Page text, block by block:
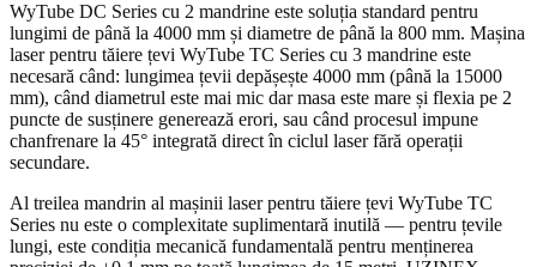
WyTube DC Series cu 2 mandrine este soluția standard pentru
lungimi de până la 4000 mm și diametre de până la 800 mm. Mașina
laser pentru tăiere țevi WyTube TC Series cu 3 mandrine este
necesară când: lungimea țevii depășește 4000 mm (până la 15000
mm), când diametrul este mai mic dar masa este mare și flexia pe 2
puncte de susținere generează erori, sau când procesul impune
chanfrenare la 45° integrată direct în ciclul laser fără operații
secundare.
Al treilea mandrin al mașinii laser pentru tăiere țevi WyTube TC
Series nu este o complexitate suplimentară inutilă — pentru țevile
lungi, este condiția mecanică fundamentală pentru menținerea